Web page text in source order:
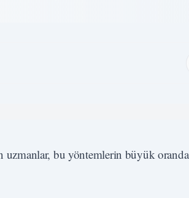
uzmanlar, bu yöntemlerin büyük oranda